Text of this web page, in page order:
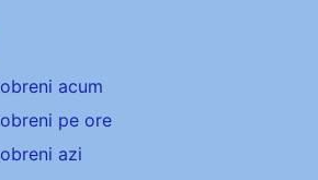
acum
pe ore
azi